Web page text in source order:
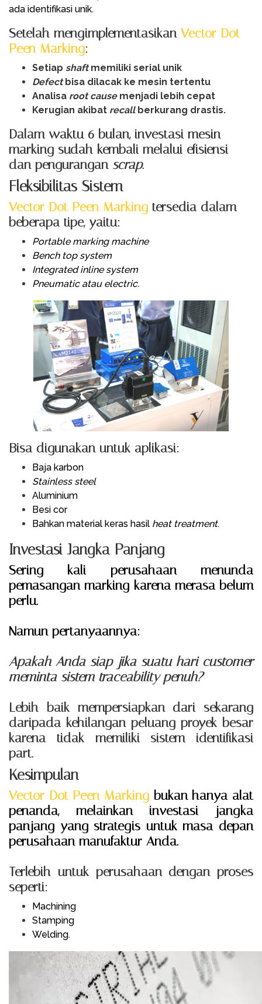
ada identifikasi unik.
Setelah mengimplementasikan Vector Dot
Peen Marking:
Setiap shaftmemiliki serial unik
Defectbisa dilacak ke mesin tertentu
Analisa root causemenjadi lebih cepat
Kerugian akibat recallberkurang drastis.
Dalam waktu 6 bulan, investasi mesin
marking sudah kembali melalui efisiensi
dan pengurangan scrap.
Fleksibilitas Sistem
Vector Dot Peen Marking tersedia dalam
beberapa tipe, yaitu:
Portable marking machine
Bench top system
Integrated inline system
Pneumatic atau electric.
Bisa digunakan untuk aplikasi:
Baja karbon
Stainless steel
Aluminium
Besi cor
Bahkan material keras hasil heat treatment.
Investasi Jangka Panjang
Sering kali perusahaan menunda
pemasangan marking karena merasa belum
perlu.
Namun pertanyaannya:
Apakah Anda siap jika suatu hari customer
meminta sistem traceability penuh?
Lebih baik mempersiapkan dari sekarang
daripada kehilangan peluang proyek besar
karena tidak memiliki sistem identifikasi
part.
Kesimpulan
Vector Dot Peen Marking bukan hanya alat
penanda, melainkan investasi jangka
panjang yang strategis untuk masa depan
perusahaan manufaktur Anda.
Terlebih untuk perusahaan dengan proses
seperti:
Machining
Stamping
Welding.